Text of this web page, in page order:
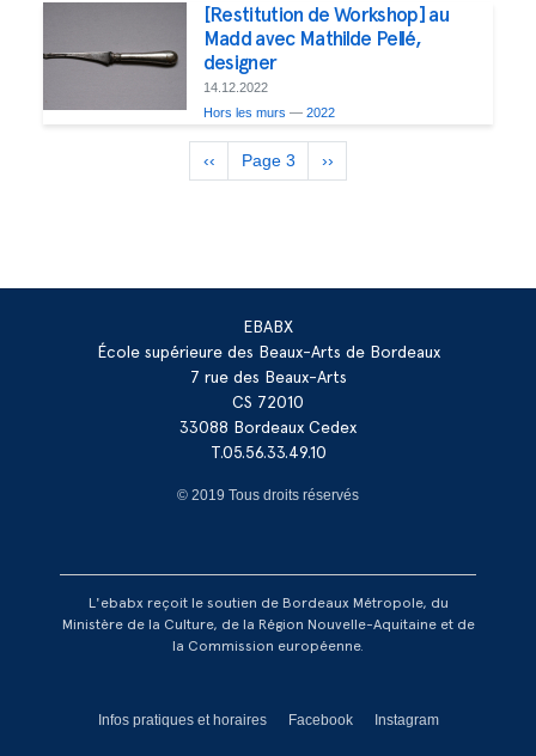
[Restitution de Workshop] au
Madd avec Mathilde Pellé,
designer
14.12.2022
Hors les murs — 2022
Pagination
Previous
page
‹‹ Page 3
Next
page
››
EBABX
École supérieure des Beaux-Arts de Bordeaux
7 rue des Beaux-Arts
CS 72010
33088 Bordeaux Cedex
T.05.56.33.49.10
© 2019 Tous droits réservés
L'ebabx reçoit le soutien de Bordeaux Métropole, du
Ministère de la Culture, de la Région Nouvelle-Aquitaine et de
la Commission européenne.
Réseaux footer
Infos pratiques et horaires Facebook Instagram